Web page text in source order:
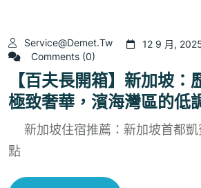
Service@demet.tw
12 9 月,
Comments (0)
【百夫長開箱】新加坡：
極致奢華，濱海灣區的低
新加坡住宿推薦：新加坡首都凱
點